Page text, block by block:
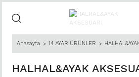
Anasayfa 14 AYAR ÜRÜNLER
HALHAL&AYAK